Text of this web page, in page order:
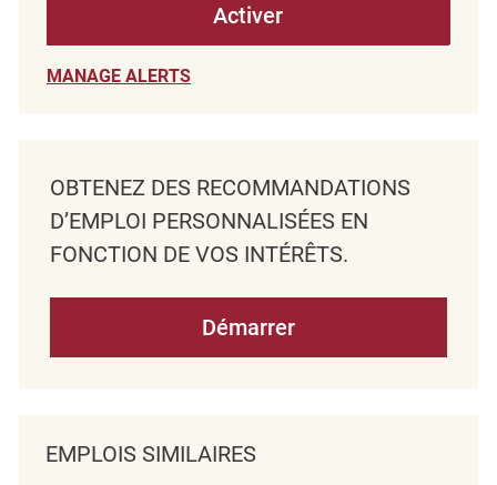
Activer
MANAGE ALERTS
OBTENEZ DES RECOMMANDATIONS
D’EMPLOI PERSONNALISÉES EN
FONCTION DE VOS INTÉRÊTS.
Démarrer
EMPLOIS SIMILAIRES